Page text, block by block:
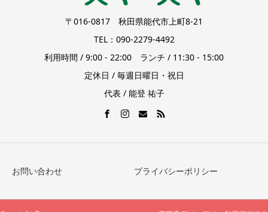
〒016-0817 秋田県能代市上町8-21
TEL：090-2279-4492
利用時間 / 9:00 - 22:00 ランチ / 11:30 - 15:00
定休日 / 毎週日曜日・祝日
代表 / 能登 祐子
お問い合わせ プライバシーポリシー